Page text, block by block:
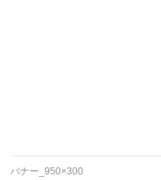
バナー_950×300